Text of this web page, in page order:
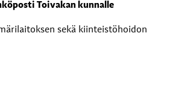
Toivakan kunnalle
sekä kiinteistöhoidon